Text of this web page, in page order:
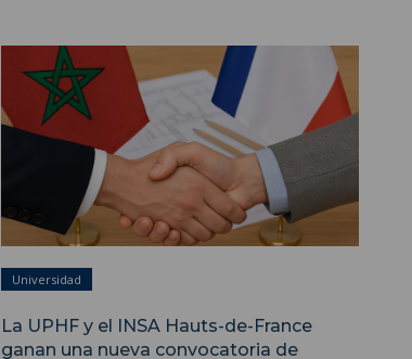
Universidad
La UPHF y el INSA Hauts-de-France
ganan una nueva convocatoria de